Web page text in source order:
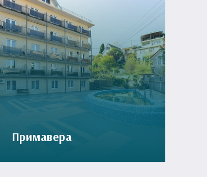
Примавера